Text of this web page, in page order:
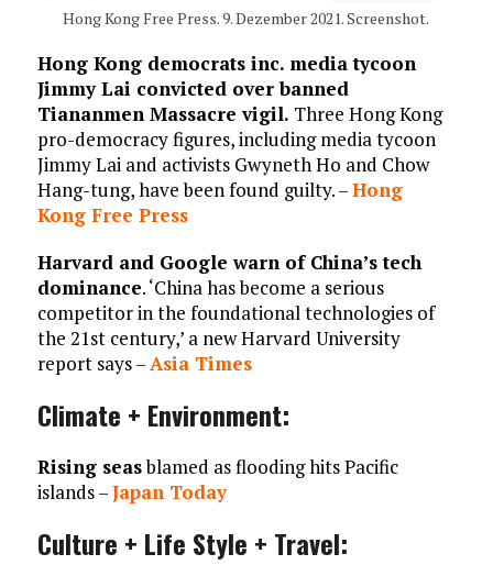
Hong Kong Free Press. 9. Dezember 2021. Screenshot.
Hong Kong democrats inc. media tycoon
Jimmy Lai convicted over banned
Tiananmen Massacre vigil. Three Hong Kong
pro-democracy figures, including media tycoon
Jimmy Lai and activists Gwyneth Ho and Chow
Hang-tung, have been found guilty. –Hong
Kong Free Press
Harvard and Google warn of China’s tech
dominance. ‘China has become a serious
competitor in the foundational technologies of
the 21st century,’ a new Harvard University
report says –Asia Times
Climate + Environment:
Rising seasblamed as flooding hits Pacific
islands –Japan Today
Culture + Life Style + Travel: